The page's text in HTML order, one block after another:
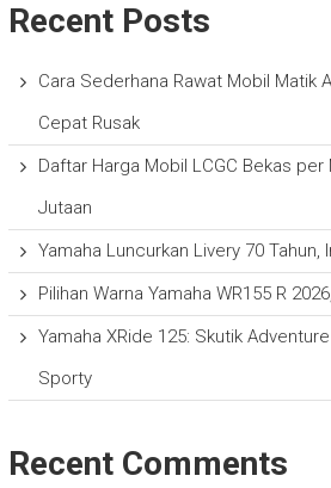
Recent Posts
Cara Sederhana Rawat Mobil Matik
Cepat Rusak
Daftar Harga Mobil LCGC Bekas per
Jutaan
Yamaha Luncurkan Livery 70 Tahun,
Pilihan Warna Yamaha WR155 R
Yamaha XRide 125: Skutik
Sporty
Recent Comments